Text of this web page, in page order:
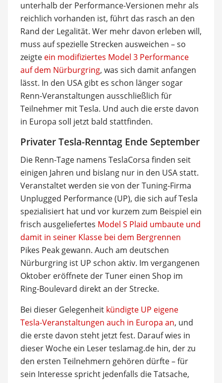
unterhalb der Performance-Versionen mehr als
reichlich vorhanden ist, führt das rasch an den
Rand der Legalität. Wer mehr davon erleben will,
muss auf spezielle Strecken ausweichen – so
zeigte ein modifiziertes Model 3 Performance
auf dem Nürburgring, was sich damit anfangen
lässt. In den USA gibt es schon länger sogar
Renn-Veranstaltungen ausschließlich für
Teilnehmer mit Tesla. Und auch die erste davon
in Europa soll jetzt bald stattfinden.
Privater Tesla-Renntag Ende September
Die Renn-Tage namens TeslaCorsa finden seit
einigen Jahren und bislang nur in den USA statt.
Veranstaltet werden sie von der Tuning-Firma
Unplugged Performance (UP), die sich auf Tesla
spezialisiert hat und vor kurzem zum Beispiel ein
frisch ausgeliefertes Model S Plaid umbaute und
damit in seiner Klasse bei dem Bergrennen
Pikes Peak gewann. Auch am deutschen
Nürburgring ist UP schon aktiv. Im vergangenen
Oktober eröffnete der Tuner einen Shop im
Ring-Boulevard direkt an der Strecke.
Bei dieser Gelegenheit kündigte UP eigene
Tesla-Veranstaltungen auch in Europa an, und
die erste davon steht jetzt fest. Darauf wies in
dieser Woche ein Leser teslamag.de hin, der zu
den ersten Teilnehmern gehören dürfte – für
sein Interesse spricht jedenfalls die Tatsache,